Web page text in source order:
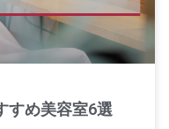
すめ美容室6選